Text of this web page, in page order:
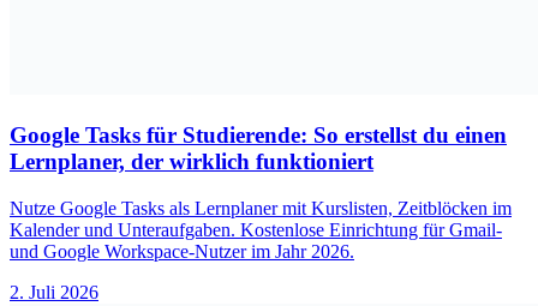
Google Tasks für Studierende: So erstellst du einen
Lernplaner, der wirklich funktioniert
Nutze Google Tasks als Lernplaner mit Kurslisten, Zeitblöcken im
Kalender und Unteraufgaben. Kostenlose Einrichtung für Gmail-
und Google Workspace-Nutzer im Jahr 2026.
2. Juli 2026